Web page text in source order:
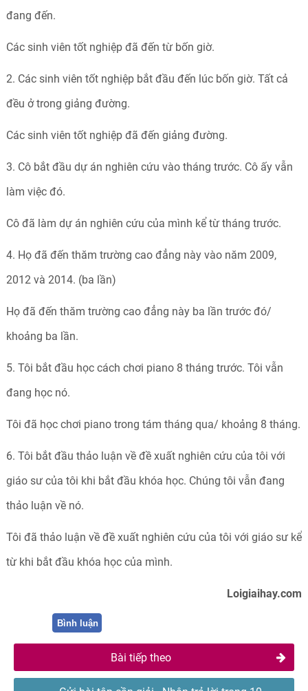
đang đến.
Các sinh viên tốt nghiệp đã đến từ bốn giờ.
2. Các sinh viên tốt nghiệp bắt đầu đến lúc bốn giờ. Tất cả
đều ở trong giảng đường.
Các sinh viên tốt nghiệp đã đến giảng đường.
3. Cô bắt đầu dự án nghiên cứu vào tháng trước. Cô ấy vẫn
làm việc đó.
Cô đã làm dự án nghiên cứu của mình kể từ tháng trước.
4. Họ đã đến thăm trường cao đẳng này vào năm 2009,
2012 và 2014. (ba lần)
Họ đã đến thăm trường cao đẳng này ba lần trước đó/
khoảng ba lần.
5. Tôi bắt đầu học cách chơi piano 8 tháng trước. Tôi vẫn
đang học nó.
Tôi đã học chơi piano trong tám tháng qua/ khoảng 8 tháng.
6. Tôi bắt đầu thảo luận về đề xuất nghiên cứu của tôi với
giáo sư của tôi khi bắt đầu khóa học. Chúng tôi vẫn đang
thảo luận về nó.
Tôi đã thảo luận về đề xuất nghiên cứu của tôi với giáo sư kể
từ khi bắt đầu khóa học của mình.
Loigiaihay.com
Bình luận
Bài tiếp theo